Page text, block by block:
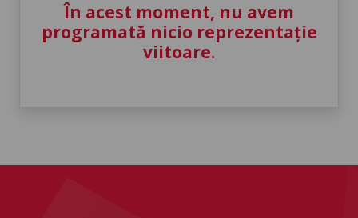
În acest moment, nu avem
programată nicio reprezentație
viitoare.